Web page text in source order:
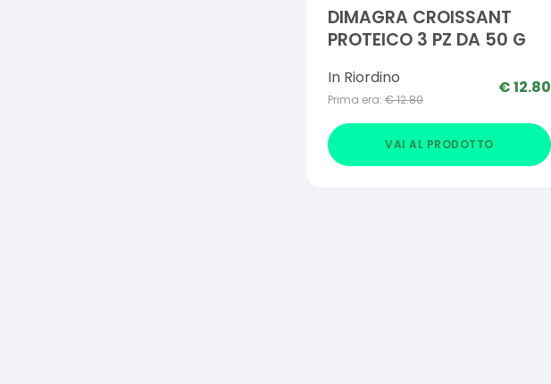
DIMAGRA CROISSANT
PROTEICO 3 PZ DA 50 G
In Riordino
Prima era: €12.80
€12.80
VAI AL PRODOTTO